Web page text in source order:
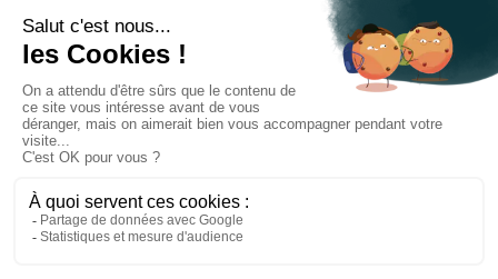
RS
Liens
Je m'abonne à la newsletter